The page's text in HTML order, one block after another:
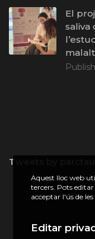
El
saliva
Tweets by parctauli
Aquest lloc web
tercers. Pots
acceptar l'ús de les
Editar